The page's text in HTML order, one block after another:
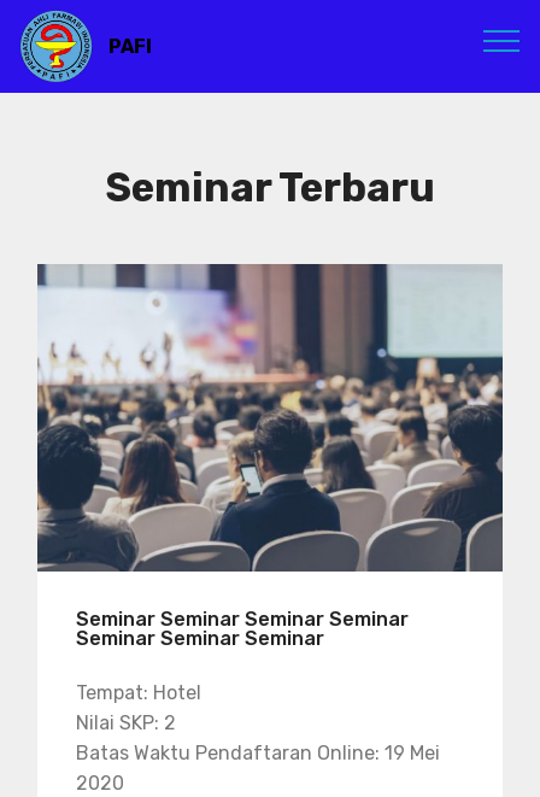
PAFI
Seminar Terbaru
Seminar Seminar Seminar Seminar
Seminar Seminar Seminar
Tempat: Hotel
Nilai SKP: 2
Batas Waktu Pendaftaran Online: 19 Mei
2020